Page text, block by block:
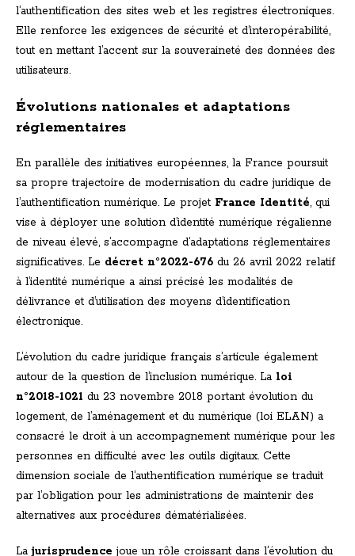
l’authentification des sites web et les registres électroniques.
Elle renforce les exigences de sécurité et d’interopérabilité,
tout en mettant l’accent sur la souveraineté des données des
utilisateurs.
Évolutions nationales et adaptations
réglementaires
En parallèle des initiatives européennes, la France poursuit
sa propre trajectoire de modernisation du cadre juridique de
l’authentification numérique. Le projet France Identité, qui
vise à déployer une solution d’identité numérique régalienne
de niveau élevé, s’accompagne d’adaptations réglementaires
significatives. Le décret n°2022-676 du 26 avril 2022 relatif
à l’identité numérique a ainsi précisé les modalités de
délivrance et d’utilisation des moyens d’identification
électronique.
L’évolution du cadre juridique français s’articule également
autour de la question de l’inclusion numérique. La loi
n°2018-1021 du 23 novembre 2018 portant évolution du
logement, de l’aménagement et du numérique (loi ELAN) a
consacré le droit à un accompagnement numérique pour les
personnes en difficulté avec les outils digitaux. Cette
dimension sociale de l’authentification numérique se traduit
par l’obligation pour les administrations de maintenir des
alternatives aux procédures dématérialisées.
Lajurisprudence joue un rôle croissant dans l’évolution du